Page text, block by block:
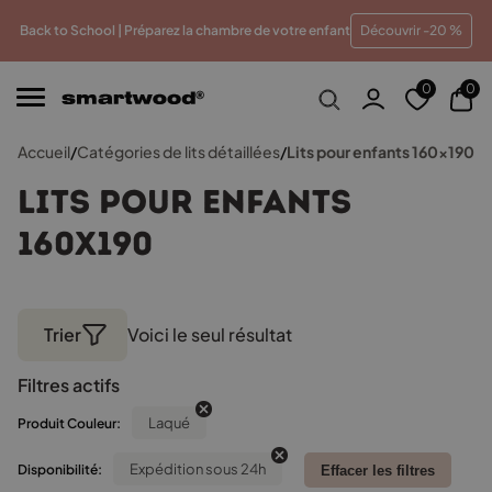
Back to School | Préparez la chambre de votre enfant Découvrir -20 %
meilleur prix Paiements en plusieurs fois sans frais
0 0
Accueil/Catégories de lits détaillées/Lits pour enfants 160x190
Lits pour enfants
160x190
Trier Voici le seul résultat
Filtres actifs
Produit Couleur: Laqué
Disponibilité: Expédition sous 24h Effacer les filtres